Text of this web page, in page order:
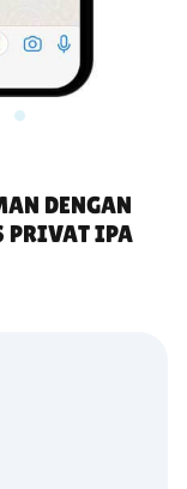
DENGAN
PRIVAT IPA